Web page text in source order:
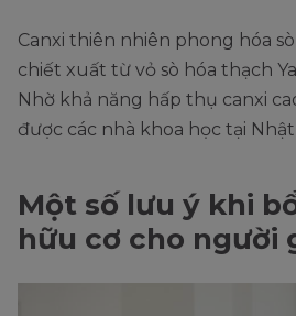
Canxi thiên nhiên phong hóa
chiết xuất từ vỏ sò hóa thạch
Nhờ khả năng hấp thụ canxi
được các nhà khoa học tại Nhật
Một số lưu ý khi
hữu cơ cho người